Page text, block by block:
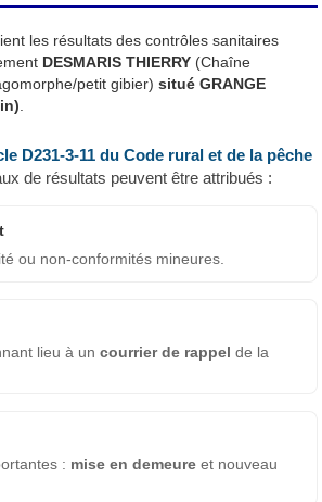
les résultats des contrôles sanitaires
DESMARIS THIERRY (Chaîne
petit gibier) situé GRANGE
D231-3-11 du Code rural et de la pêche
de résultats peuvent être attribués :
ou non-conformités mineures.
lieu à uncourrier de rappel de la
: mise en demeure et nouveau